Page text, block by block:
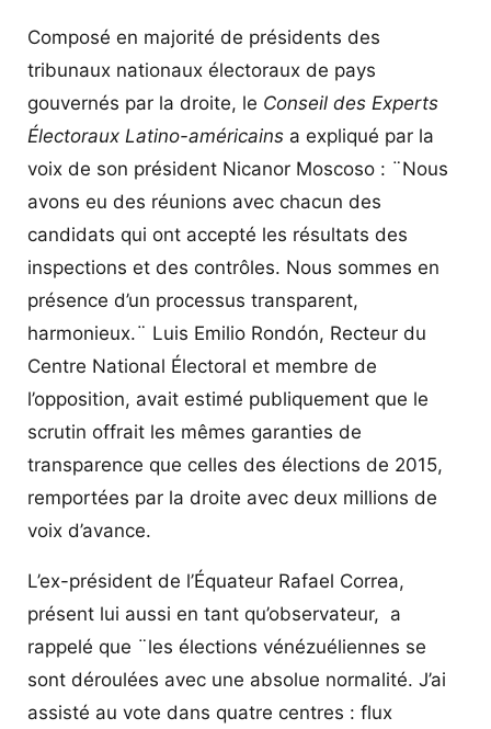
National Électoral (CNE)
Composé en majorité de présidents des
tribunaux nationaux électoraux de pays
gouvernés par la droite, le Conseil des Experts
Électoraux Latino-américains a expliqué par la
voix de son président Nicanor Moscoso : ¨Nous
avons eu des réunions avec chacun des
candidats qui ont accepté les résultats des
inspections et des contrôles. Nous sommes en
présence d’un processus transparent,
harmonieux.¨ Luis Emilio Rondón, Recteur du
Centre National Électoral et membre de
l’opposition, avait estimé publiquement que le
scrutin offrait les mêmes garanties de
transparence que celles des élections de 2015,
remportées par la droite avec deux millions de
voix d’avance.
L’ex-président de l’Équateur Rafael Correa,
présent lui aussi en tant qu’observateur, a
rappelé que ¨les élections vénézuéliennes se
sont déroulées avec une absolue normalité. J’ai
assisté au vote dans quatre centres : flux